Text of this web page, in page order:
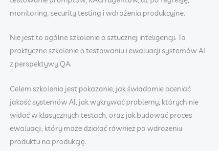
monitoring, security testing i wdrożenia produkcyjne.
Nie jest to ogólne szkolenie o sztucznej inteligencji. To
praktyczne szkolenie o testowaniu i ewaluacji systemów AI
z perspektywy QA.
Celem szkolenia jest pokazanie, jak świadomie oceniać
jakość systemów AI, jak wykrywać problemy, których nie
widać w klasycznych testach, oraz jak budować proces
ewaluacji, który może działać również po wdrożeniu
produktu na produkcję.